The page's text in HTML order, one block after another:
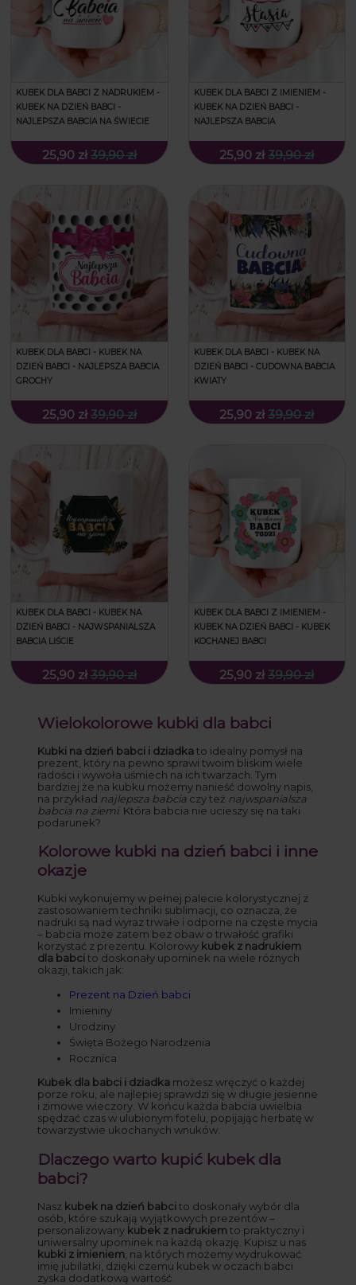
KUBEK DLA BABCI Z NADRUKIEM -
KUBEK NA DZIEŃ BABCI -
NAJLEPSZA BABCIA NA ŚWIECIE
25,90 zł 39,90 zł
KUBEK DLA BABCI Z IMIENIEM -
KUBEK NA DZIEŃ BABCI -
NAJLEPSZA BABCIA
25,90 zł 39,90 zł
KUBEK DLA BABCI - KUBEK NA
DZIEŃ BABCI - NAJLEPSZA BABCIA
GROCHY
25,90 zł 39,90 zł
KUBEK DLA BABCI - KUBEK NA
DZIEŃ BABCI - CUDOWNA BABCIA
KWIATY
25,90 zł 39,90 zł
KUBEK DLA BABCI - KUBEK NA
DZIEŃ BABCI - NAJWSPANIALSZA
BABCIA LIŚCIE
25,90 zł 39,90 zł
KUBEK DLA BABCI Z IMIENIEM -
KUBEK NA DZIEŃ BABCI - KUBEK
KOCHANEJ BABCI
25,90 zł 39,90 zł
Wielokolorowe kubki dla babci
Kubki na dzień babci i dziadkato idealny pomysł na
prezent, który na pewno sprawi twoim bliskim wiele
radości i wywoła uśmiech na ich twarzach. Tym
bardziej że na kubku możemy nanieść dowolny napis,
na przykład najlepsza babciaczy też najwspanialsza
babcia na ziemi. Która babcia nie ucieszy się na taki
podarunek?
Kolorowe kubki na dzień babci i inne
okazje
Kubki wykonujemy w pełnej palecie kolorystycznej z
zastosowaniem techniki sublimacji, co oznacza, że
nadruki są nad wyraz trwałe i odporne na częste mycia
– babcia może zatem bez obaw o trwałość grafiki
korzystać z prezentu. Kolorowy kubek z nadrukiem
dla babcito doskonały upominek na wiele różnych
okazji, takich jak:
Prezent na Dzień babci
Imieniny
Urodziny
Święta Bożego Narodzenia
Rocznica
Kubek dla babci i dziadkamożesz wręczyć o każdej
porze roku, ale najlepiej sprawdzi się w długie jesienne
i zimowe wieczory. W końcu każda babcia uwielbia
spędzać czas w ulubionym fotelu, popijając herbatę w
towarzystwie ukochanych wnuków.
Dlaczego warto kupić kubek dla
babci?
Nasz kubek na dzień babcito doskonały wybór dla
osób, które szukają wyjątkowych prezentów –
personalizowany kubek z nadrukiemto praktyczny i
uniwersalny upominek na każdą okazję. Kupisz u nas
kubki z imieniem, na których możemy wydrukować
imię jubilatki, dzięki czemu kubek w oczach babci
zyska dodatkową wartość.